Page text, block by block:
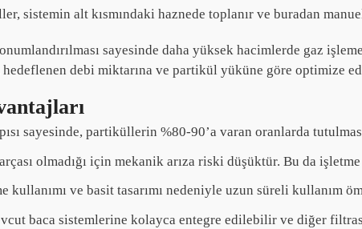
sistemin alt kısmındaki haznede toplanır ve buradan
sayesinde daha yüksek hacimlerde gaz
hedeflenen debi miktarına ve partikül yüküne göre optimize
sayesinde, partiküllerin %80-90’a varan oranlarda
olmadığı için mekanik arıza riski düşüktür. Bu da
kullanımı ve basit tasarımı nedeniyle uzun süreli kullanım
baca sistemlerine kolayca entegre edilebilir ve diğer